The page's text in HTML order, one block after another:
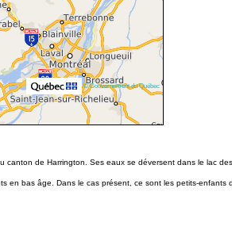
© Gouvernement du Québec
de Harrington. Ses eaux se déversent dans le lac
bas âge. Dans le cas présent, ce sont les petits-